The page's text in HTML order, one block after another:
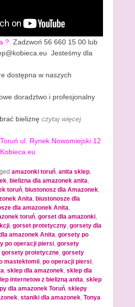
? Zadzwoń 56 660 15 00 lub
Jesteśmy dla
dostępna w naszych
doradztwo i profesjonalny
bieliznę czytaj więcej
Toruń ul. Rynek Nowomiejski 12
Kobieca.eu
amazonki toruń, anita sklep,
, bielizna dla amazonek anita,
toruń, biustonosz dla Amazonek,
Anita, biustonosze dla
dla amazonek Anita,
toruń, gorset dla amazonki,
, gorset protetyczny, gorsety dla
amazonek Anita, gorsety po
po operacji piersi, gorsety
gorsety protetyczne, gorsety
mastektomii, po operacji piersi,
, sklep dla amazonek, sklep dla
internetow z bielizną anita, sklep
dla amazonek Toruń, sklepy
, staniki dla amazonek, Tonya